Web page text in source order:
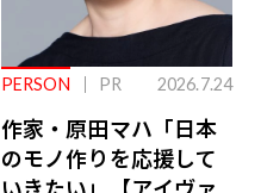
PERSON PR 2026.7.24
作家・原田マハ「日本
のモノ作りを応援して